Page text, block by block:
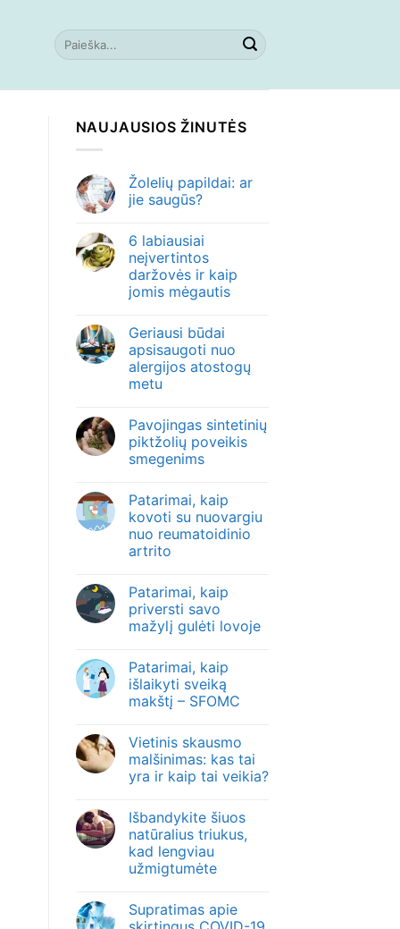
NAUJAUSIOS ŽINUTĖS
Žolelių papildai: ar
jie saugūs?
6 labiausiai
neįvertintos
daržovės ir kaip
jomis mėgautis
Geriausi būdai
apsisaugoti nuo
alergijos atostogų
metu
Pavojingas sintetinių
piktžolių poveikis
smegenims
Patarimai, kaip
kovoti su nuovargiu
nuo reumatoidinio
artrito
Patarimai, kaip
priversti savo
mažylį gulėti lovoje
Patarimai, kaip
išlaikyti sveiką
makštį – SFOMC
Vietinis skausmo
malšinimas: kas tai
yra ir kaip tai veikia?
Išbandykite šiuos
natūralius triukus,
kad lengviau
užmigtumėte
Supratimas apie